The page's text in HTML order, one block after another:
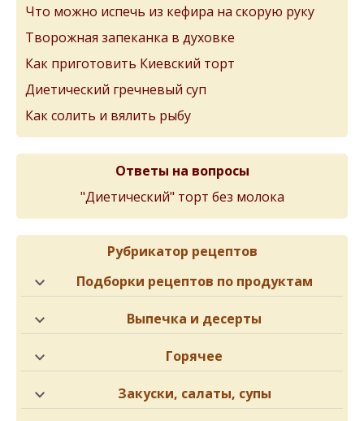
Что можно испечь из кефира на скорую руку
Творожная запеканка в духовке
Как приготовить Киевский торт
Диетический гречневый суп
Как солить и вялить рыбу
Ответы на вопросы
"Диетический" торт без молока
Рубрикатор рецептов
Подборки рецептов по продуктам
Выпечка и десерты
Горячее
Закуски, салаты, супы